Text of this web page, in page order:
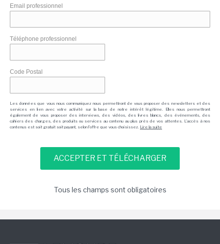
Email professionnel
Téléphone professionnel
Code Postal
Les données que vous nous communiquez nous permettront de vous proposer des newsletters et des
services en lien avec votre activité sur la base de notre intérêt légitime. Elles nous permettront
également de vous proposer des interviews, des vidéos, des livres blancs, des événements, des
cahiers des charges, des produits ou services au contenu au plus près de vos attentes. L'accès à nos
contenus est soit gratuit soit payant, selon l'offre que vous choisissez. Lire la suite
Tous les champs sont obligatoires